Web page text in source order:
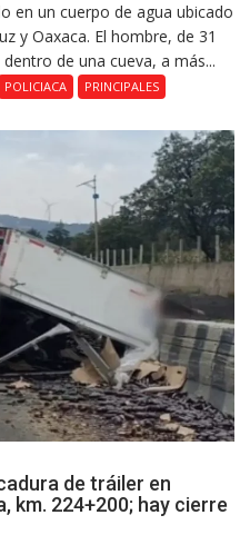
en un cuerpo de agua ubicado
y Oaxaca. El hombre, de 31
de una cueva, a más...
POLICIACA PRINCIPALES
de tráiler en
km. 224+200; hay cierre